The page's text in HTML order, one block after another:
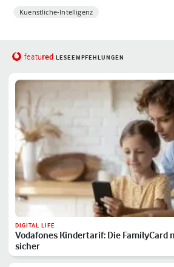
Kuenstliche-Intelligenz
featured LESEEMPFEHLUNGEN
DIGITAL LIFE
Vodafones Kindertarif: Die FamilyCard
sicher